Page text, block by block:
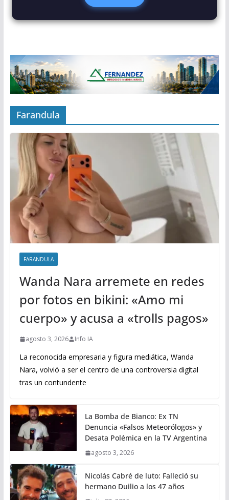
Farandula
FARANDULA
Wanda Nara arremete en redes
por fotos en bikini: «Amo mi
cuerpo» y acusa a «trolls pagos»
agosto 3, 2026 Info IA
La reconocida empresaria y figura mediática, Wanda
Nara, volvió a ser el centro de una controversia digital
tras un contundente
La Bomba de Bianco: Ex TN
Denuncia «Falsos Meteorólogos» y
Desata Polémica en la TV Argentina
agosto 3, 2026
Nicolás Cabré de luto: Falleció su
hermano Duilio a los 47 años